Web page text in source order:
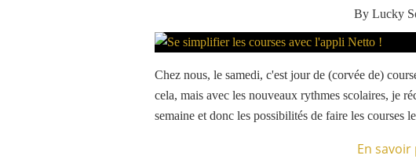
By Lucky
Chez nous, le samedi, c'est jour de (corvée de)
cela, mais avec les nouveaux rythmes scolaires, je
semaine et donc les possibilités de faire les courses
En savoir